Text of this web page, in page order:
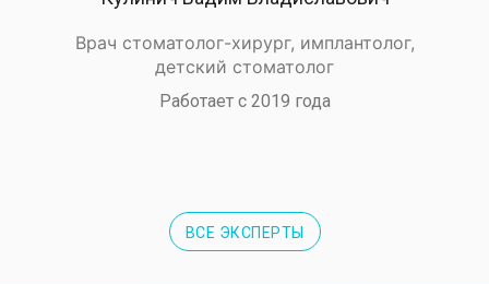
Врач стоматолог-хирург, имплантолог,
детский стоматолог
Работает с 2019 года
ВСЕ ЭКСПЕРТЫ